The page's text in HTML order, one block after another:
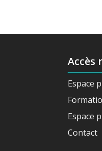
Accès
Espace
Espace
Contact